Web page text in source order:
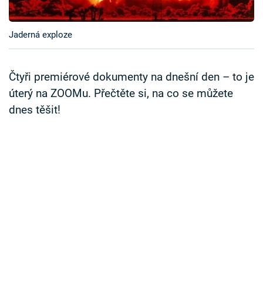
Časopis
Sledujte prima+
Přihlášení
Jaderná exploze
Čtyři premiérové dokumenty na dnešní den – to je
úterý na ZOOMu. Přečtěte si, na co se můžete
dnes těšit!